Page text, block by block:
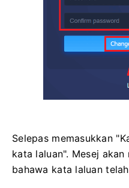
Selepas memasukkan
kata laluan". Mesej
bahawa kata laluan